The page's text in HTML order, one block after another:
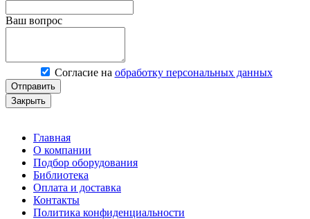
Ваш вопрос
Согласие на обработку персональных данных
Отправить
Закрыть
Главная
О компании
Подбор оборудования
Библиотека
Оплата и доставка
Контакты
Политика конфиденциальности